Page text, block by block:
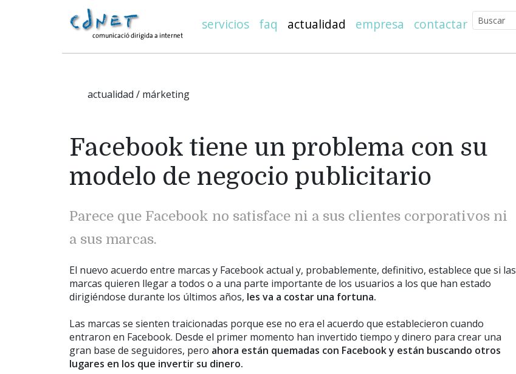
servicios faq actualidad empresa contactar
actualidad / márketing
Facebook tiene un problema con su
modelo de negocio publicitario
Parece que Facebook no satisface ni a sus clientes corporativos ni
a sus marcas.
El nuevo acuerdo entre marcas y Facebook actual y, probablemente, definitivo, establece que si las
marcas quieren llegar a todos o a una parte importante de los usuarios a los que han estado
dirigiéndose durante los últimos años, les va a costar una fortuna.
Las marcas se sienten traicionadas porque ese no era el acuerdo que establecieron cuando
entraron en Facebook. Desde el primer momento han invertido tiempo y dinero para crear una
gran base de seguidores, pero ahora están quemadas con Facebook y están buscando otros
lugares en los que invertir su dinero.